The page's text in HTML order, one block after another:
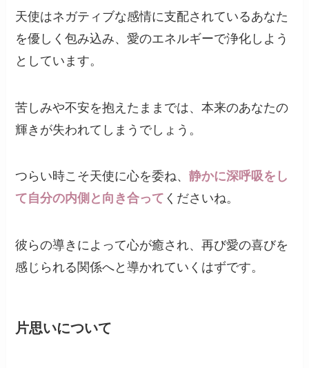
天使はネガティブな感情に支配されているあなた
を優しく包み込み、愛のエネルギーで浄化しよう
としています。
苦しみや不安を抱えたままでは、本来のあなたの
輝きが失われてしまうでしょう。
つらい時こそ天使に心を委ね、静かに深呼吸をし
て自分の内側と向き合って くださいね。
彼らの導きによって心が癒され、再び愛の喜びを
感じられる関係へと導かれていくはずです。
片思いについて